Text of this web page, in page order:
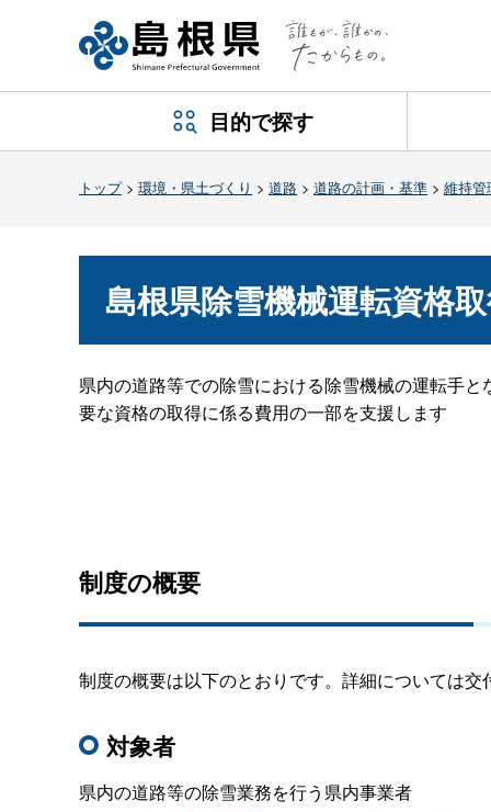
目的で探す
トップ> 環境・県土づくり > 道路 > 道路の計画・基準 > 維持管
島根県除雪機械運転資格
県内の道路等での除雪における除雪機械の運転手
要な資格の取得に係る費用の一部を支援します
制度の概要
制度の概要は以下のとおりです。詳細については交
対象者
県内の道路等の除雪業務を行う県内事業者